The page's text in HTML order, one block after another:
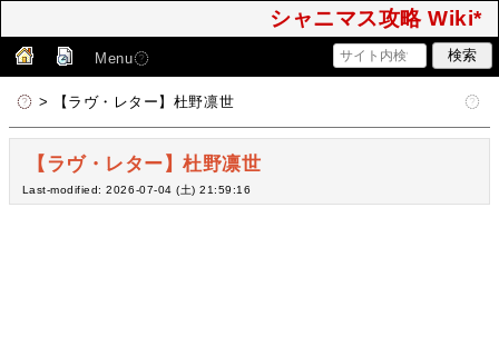
シャニマス攻略 Wiki*
Menu
> 【ラヴ・レター】杜野凛世
【ラヴ・レター】杜野凛世
Last-modified: 2026-07-04 (土) 21:59:16